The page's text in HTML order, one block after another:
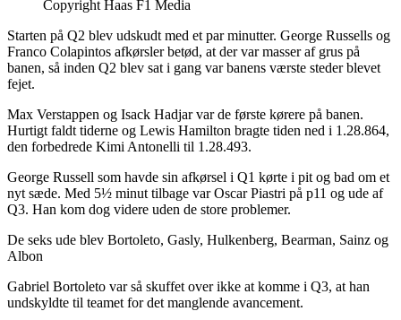
Copyright Haas F1 Media
Starten på Q2 blev udskudt med et par minutter. George Russells og
Franco Colapintos afkørsler betød, at der var masser af grus på
banen, så inden Q2 blev sat i gang var banens værste steder blevet
fejet.
Max Verstappen og Isack Hadjar var de første kørere på banen.
Hurtigt faldt tiderne og Lewis Hamilton bragte tiden ned i 1.28.864,
den forbedrede Kimi Antonelli til 1.28.493.
George Russell som havde sin afkørsel i Q1 kørte i pit og bad om et
nyt sæde. Med 5½ minut tilbage var Oscar Piastri på p11 og ude af
Q3. Han kom dog videre uden de store problemer.
De seks ude blev Bortoleto, Gasly, Hulkenberg, Bearman, Sainz og
Albon
Gabriel Bortoleto var så skuffet over ikke at komme i Q3, at han
undskyldte til teamet for det manglende avancement.